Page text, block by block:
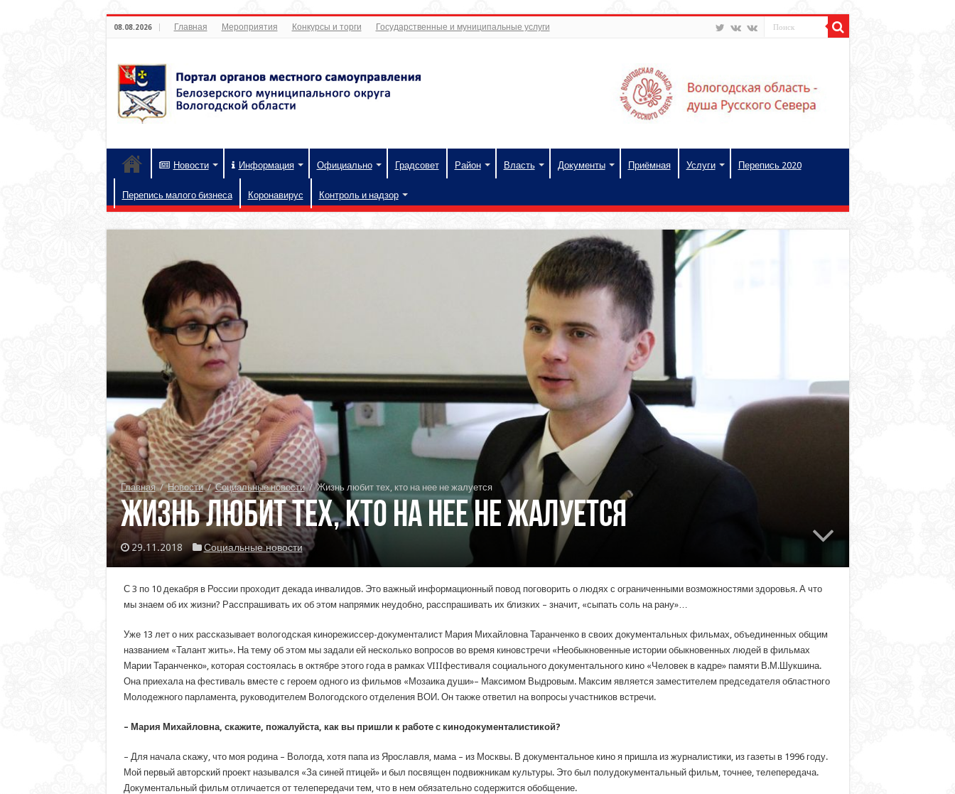
08.08.2026 Главная Мероприятия Конкурсы и торги Государственные и муниципальные услуги
Новости Информация Официально Градсовет Район Власть Документы Приёмная Услуги Перепись 2020
Перепись малого бизнеса Коронавирус Контроль и надзор
Главная / Новости / Социальные новости / Жизнь любит тех, кто на нее не жалуется
Жизнь любит тех, кто на нее не жалуется
29.11.2018 Социальные новости
С 3 по 10 декабря в России проходит декада инвалидов. Это важный информационный повод поговорить о людях с ограниченными возможностями здоровья. А что
мы знаем об их жизни? Расспрашивать их об этом напрямик неудобно, расспрашивать их близких – значит, «сыпать соль на рану»…
Уже 13 лет о них рассказывает вологодская кинорежиссер-документалист Мария Михайловна Таранченко в своих документальных фильмах, объединенных общим
названием «Талант жить». На тему об этом мы задали ей несколько вопросов во время киновстречи «Необыкновенные истории обыкновенных людей в фильмах
Марии Таранченко», которая состоялась в октябре этого года в рамках VIIIфестиваля социального документального кино «Человек в кадре» памяти В.М.Шукшина.
Она приехала на фестиваль вместе с героем одного из фильмов «Мозаика души»– Максимом Выдровым. Максим является заместителем председателя областного
Молодежного парламента, руководителем Вологодского отделения ВОИ. Он также ответил на вопросы участников встречи.
– Мария Михайловна, скажите, пожалуйста, как вы пришли к работе с кинодокументалистикой?
– Для начала скажу, что моя родина – Вологда, хотя папа из Ярославля, мама – из Москвы. В документальное кино я пришла из журналистики, из газеты в 1996 году.
Мой первый авторский проект назывался «За синей птицей» и был посвящен подвижникам культуры. Это был полудокументальный фильм, точнее, телепередача.
Документальный фильм отличается от телепередачи тем, что в нем обязательно содержится обобщение.